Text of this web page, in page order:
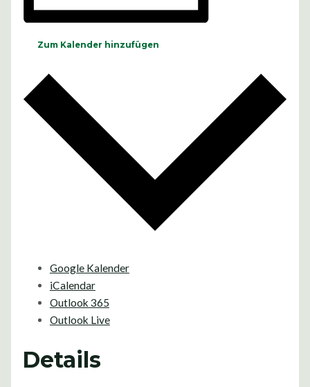
Zum Kalender hinzufügen
Google Kalender
iCalendar
Outlook 365
Outlook Live
Details